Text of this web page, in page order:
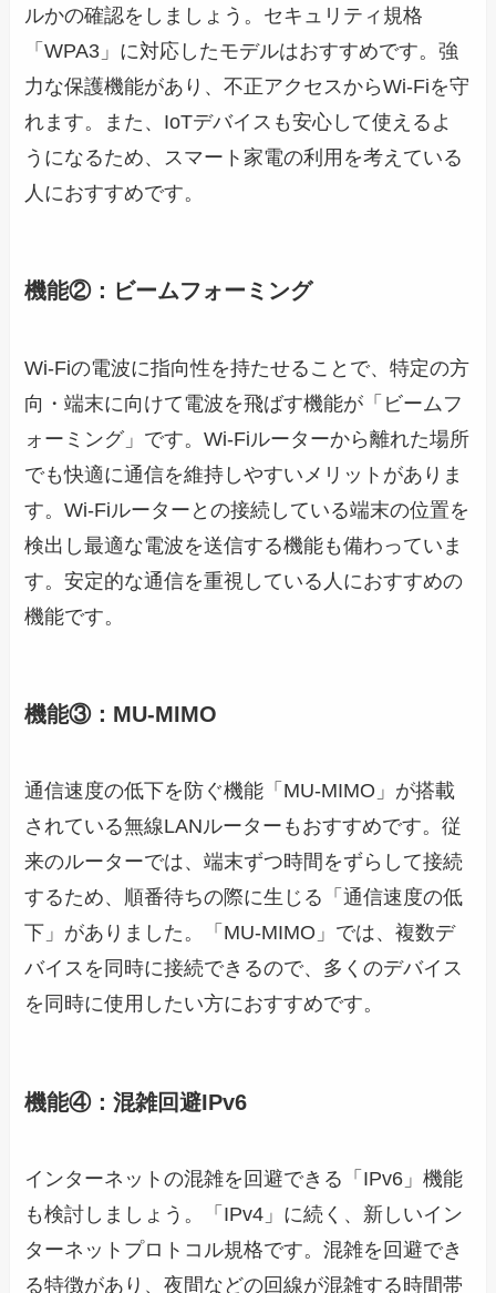
ルかの確認をしましょう。セキュリティ規格
「WPA3」に対応したモデルはおすすめです。強
力な保護機能があり、不正アクセスからWi-Fiを守
れます。また、IoTデバイスも安心して使えるよ
うになるため、スマート家電の利用を考えている
人におすすめです。
機能②：ビームフォーミング
Wi-Fiの電波に指向性を持たせることで、特定の方
向・端末に向けて電波を飛ばす機能が「ビームフ
ォーミング」です。Wi-Fiルーターから離れた場所
でも快適に通信を維持しやすいメリットがありま
す。Wi-Fiルーターとの接続している端末の位置を
検出し最適な電波を送信する機能も備わっていま
す。安定的な通信を重視している人におすすめの
機能です。
機能③：MU-MIMO
通信速度の低下を防ぐ機能「MU-MIMO」が搭載
されている無線LANルーターもおすすめです。従
来のルーターでは、端末ずつ時間をずらして接続
するため、順番待ちの際に生じる「通信速度の低
下」がありました。「MU-MIMO」では、複数デ
バイスを同時に接続できるので、多くのデバイス
を同時に使用したい方におすすめです。
機能④：混雑回避IPv6
インターネットの混雑を回避できる「IPv6」機能
も検討しましょう。「IPv4」に続く、新しいイン
ターネットプロトコル規格です。混雑を回避でき
る特徴があり、夜間などの回線が混雑する時間帯